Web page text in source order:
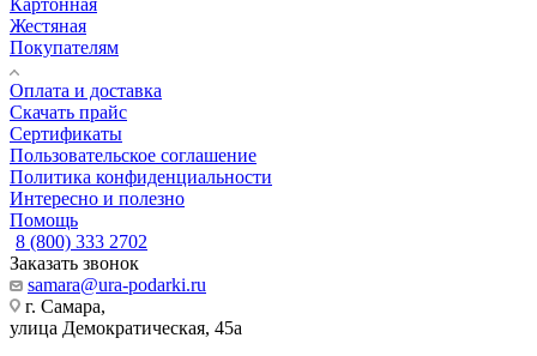
Жестяная
Покупателям
Оплата и доставка
Скачать прайс
Сертификаты
Пользовательское соглашение
Политика конфиденциальности
Интересно и полезно
Помощь
8 (800) 333 2702
Заказать звонок
samara@ura-podarki.ru
г. Самара,
улица Демократическая, 45а